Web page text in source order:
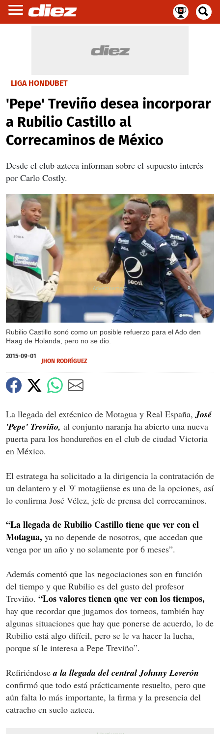
LIGA HONDUBET
'Pepe' Treviño desea incorporar
a Rubilio Castillo al
Correcaminos de México
Desde el club azteca informan sobre el supuesto interés
por Carlo Costly.
Rubilio Castillo sonó como un posible refuerzo para el Ado den
Haag de Holanda, pero no se dio.
X
2015-09-01
JHON RODRÍGUEZ
La llegada del extécnico de Motagua y Real España, José
'Pepe' Treviño, al conjunto naranja ha abierto una nueva
puerta para los hondureños en el club de ciudad Victoria
en México.
El estratega ha solicitado a la dirigencia la contratación de
un delantero y el '9' motagüense es una de la opciones, así
lo confirma José Vélez, jefe de prensa del correcaminos.
“La llegada de Rubilio Castillo tiene que ver con el
Motagua, ya no depende de nosotros, que accedan que
venga por un año y no solamente por 6 meses”.
Además comentó que las negociaciones son en función
del tiempo y que Rubilio es del gusto del profesor
Treviño. “Los valores tienen que ver con los tiempos,
hay que recordar que jugamos dos torneos, también hay
algunas situaciones que hay que ponerse de acuerdo, lo de
Rubilio está algo difícil, pero se le va hacer la lucha,
porque sí le interesa a Pepe Treviño”.
Refiriéndosea la llegada del central Johnny Leverón
confirmó que todo está prácticamente resuelto, pero que
aún falta lo más importante, la firma y la presencia del
catracho en suelo azteca.